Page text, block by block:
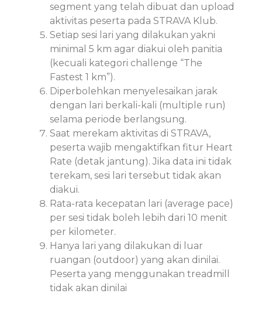
segment yang telah dibuat dan upload
aktivitas peserta pada STRAVA Klub.
Setiap sesi lari yang dilakukan yakni
minimal 5 km agar diakui oleh panitia
(kecuali kategori challenge “The
Fastest 1 km”).
Diperbolehkan menyelesaikan jarak
dengan lari berkali-kali (multiple run)
selama periode berlangsung.
Saat merekam aktivitas di STRAVA,
peserta wajib mengaktifkan fitur Heart
Rate (detak jantung). Jika data ini tidak
terekam, sesi lari tersebut tidak akan
diakui.
Rata-rata kecepatan lari (average pace)
per sesi tidak boleh lebih dari 10 menit
per kilometer.
Hanya lari yang dilakukan di luar
ruangan (outdoor) yang akan dinilai.
Peserta yang menggunakan treadmill
tidak akan dinilai